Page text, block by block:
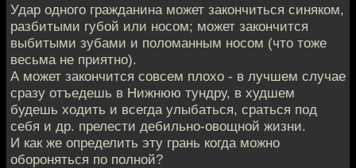
Удар одного гражданина может закончиться синяком,
разбитыми губой или носом; может закончится
выбитыми зубами и поломанным носом (что тоже
весьма не приятно).
А может закончится совсем плохо - в лучшем случае
сразу отъедешь в Нижнюю тундру, в худшем
будешь ходить и всегда улыбаться, сраться под
себя и др. прелести дебильно-овощной жизни.
И как же определить эту грань когда можно
обороняться по полной?